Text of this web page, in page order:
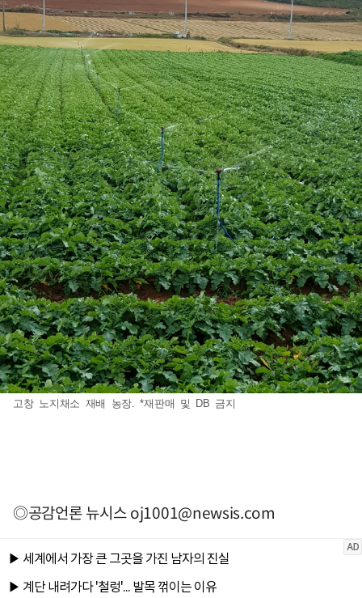
고창 노지채소 재배 농장. *재판매 및 DB 금지
◎공감언론 뉴시스oj1001@newsis.com